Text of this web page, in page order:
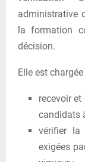
administrative
la formation
décision.
Elle est
recevoir
candidats
vérifier la
exigées